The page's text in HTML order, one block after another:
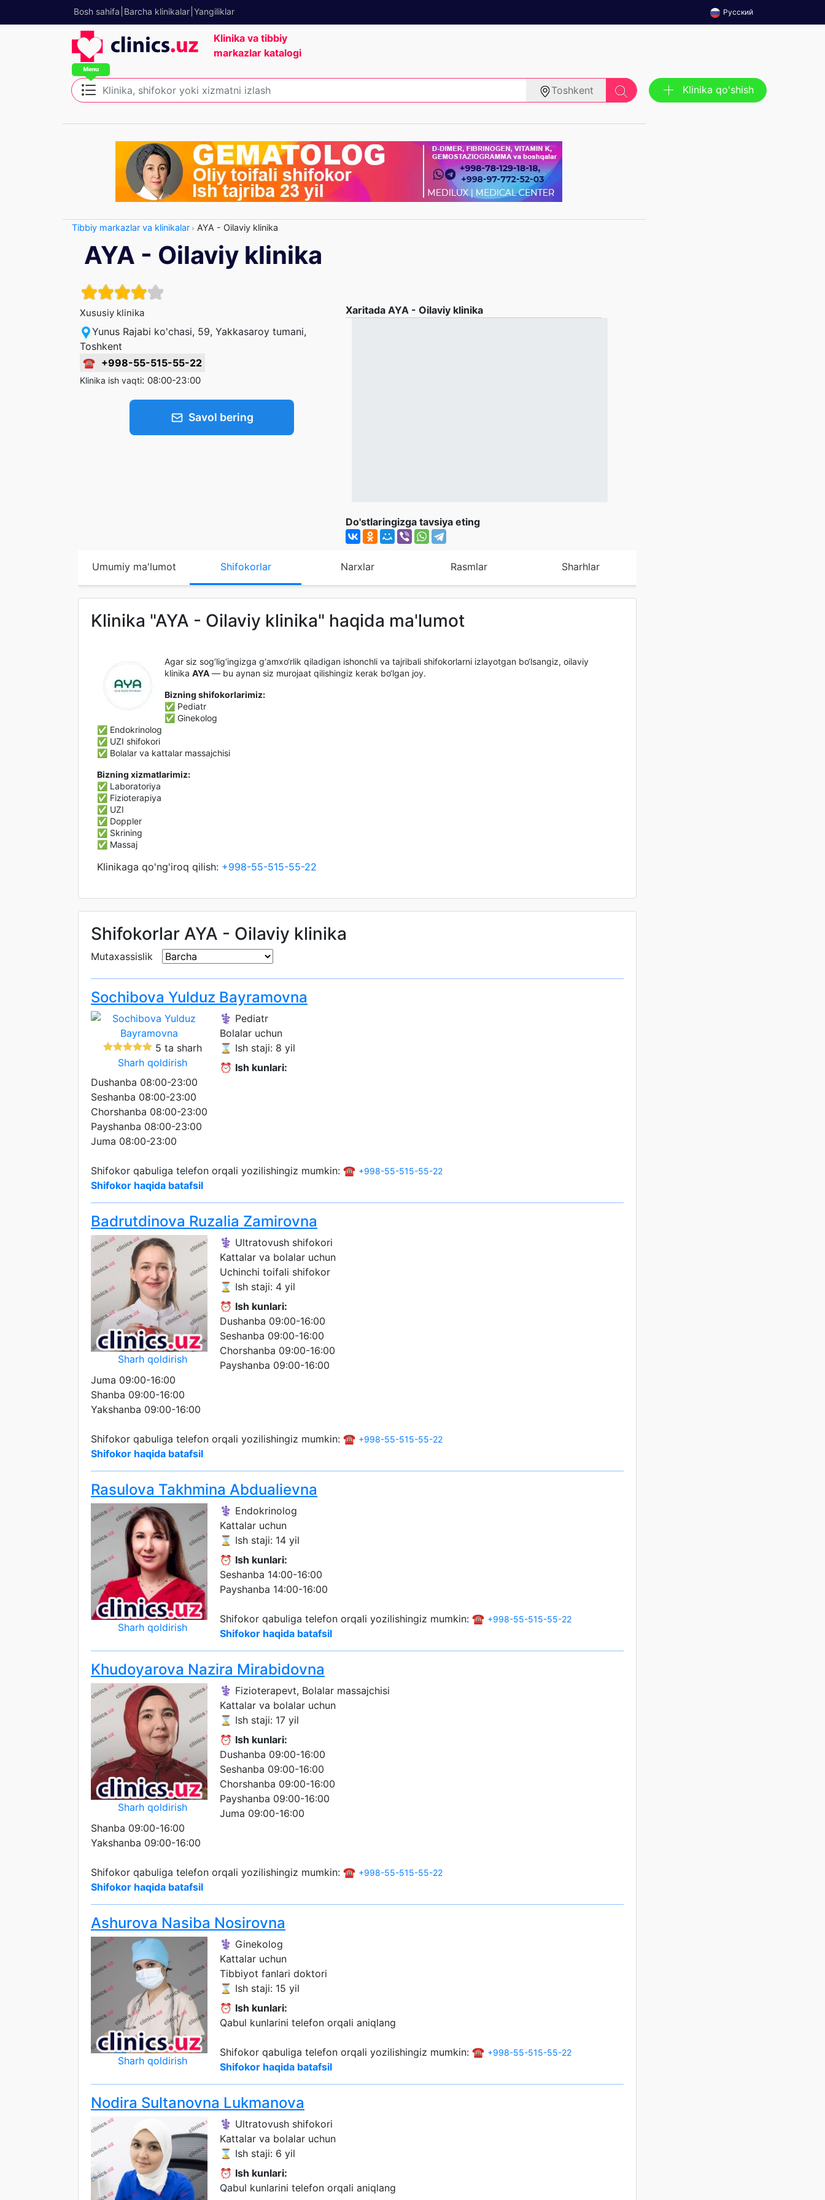
Bosh sahifa Barcha klinikalar Yangiliklar Русский
Klinika va tibbiy
markazlar katalogi
Toshkent Klinika qo'shish
Tibbiy markazlar va klinikalar AYA - Oilaviy klinika
AYA - Oilaviy klinika
Xususiy klinika
Yunus Rajabi ko'chasi, 59, Yakkasaroy tumani,
Toshkent
☎ +998-55-515-55-22
Klinika ish vaqti: 08:00-23:00
Savol bering
Xaritada AYA - Oilaviy klinika
Do'stlaringizga tavsiya eting
Umumiy ma'lumot Shifokorlar Narxlar Rasmlar Sharhlar
Klinika "AYA - Oilaviy klinika" haqida ma'lumot
Agar siz sog‘lig‘ingizga g‘amxo‘rlik qiladigan ishonchli va tajribali shifokorlarni izlayotgan bo‘lsangiz, oilaviy
klinika AYA — bu aynan siz murojaat qilishingiz kerak bo‘lgan joy.
Bizning shifokorlarimiz:
✅ Pediatr
✅ Ginekolog
✅ Endokrinolog
✅ UZI shifokori
✅ Bolalar va kattalar massajchisi
Bizning xizmatlarimiz:
✅ Laboratoriya
✅ Fizioterapiya
✅ UZI
✅ Doppler
✅ Skrining
✅ Massaj
Klinikaga qo'ng'iroq qilish: +998-55-515-55-22
Shifokorlar AYA - Oilaviy klinika
Mutaxassislik
Sochibova Yulduz Bayramovna
5 ta sharh
Sharh qoldirish
⚕️ Pediatr
Bolalar uchun
⌛ Ish staji: 8 yil
⏰ Ish kunlari:
Dushanba 08:00-23:00
Seshanba 08:00-23:00
Chorshanba 08:00-23:00
Payshanba 08:00-23:00
Juma 08:00-23:00
Shifokor qabuliga telefon orqali yozilishingiz mumkin: ☎️ +998-55-515-55-22
Shifokor haqida batafsil
Badrutdinova Ruzalia Zamirovna
Sharh qoldirish
⚕️ Ultratovush shifokori
Kattalar va bolalar uchun
Uchinchi toifali shifokor
⌛ Ish staji: 4 yil
⏰ Ish kunlari:
Dushanba 09:00-16:00
Seshanba 09:00-16:00
Chorshanba 09:00-16:00
Payshanba 09:00-16:00
Juma 09:00-16:00
Shanba 09:00-16:00
Yakshanba 09:00-16:00
Shifokor qabuliga telefon orqali yozilishingiz mumkin: ☎️ +998-55-515-55-22
Shifokor haqida batafsil
Rasulova Takhmina Abdualievna
Sharh qoldirish
⚕️ Endokrinolog
Kattalar uchun
⌛ Ish staji: 14 yil
⏰ Ish kunlari:
Seshanba 14:00-16:00
Payshanba 14:00-16:00
Shifokor qabuliga telefon orqali yozilishingiz mumkin: ☎️ +998-55-515-55-22
Shifokor haqida batafsil
Khudoyarova Nazira Mirabidovna
Sharh qoldirish
⚕️ Fizioterapevt, Bolalar massajchisi
Kattalar va bolalar uchun
⌛ Ish staji: 17 yil
⏰ Ish kunlari:
Dushanba 09:00-16:00
Seshanba 09:00-16:00
Chorshanba 09:00-16:00
Payshanba 09:00-16:00
Juma 09:00-16:00
Shanba 09:00-16:00
Yakshanba 09:00-16:00
Shifokor qabuliga telefon orqali yozilishingiz mumkin: ☎️ +998-55-515-55-22
Shifokor haqida batafsil
Ashurova Nasiba Nosirovna
Sharh qoldirish
⚕️ Ginekolog
Kattalar uchun
Tibbiyot fanlari doktori
⌛ Ish staji: 15 yil
⏰ Ish kunlari:
Qabul kunlarini telefon orqali aniqlang
Shifokor qabuliga telefon orqali yozilishingiz mumkin: ☎️ +998-55-515-55-22
Shifokor haqida batafsil
Nodira Sultanovna Lukmanova
⚕️ Ultratovush shifokori
Kattalar va bolalar uchun
⌛ Ish staji: 6 yil
⏰ Ish kunlari:
Qabul kunlarini telefon orqali aniqlang